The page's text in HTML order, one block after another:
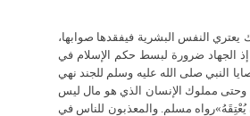
يعتري النفس البشرية فيفقدها صوابها،
إذ الجهاد ضرورة لبسط حكم الإسلام في
النبي صلى الله عليه وسلم للجند نهي
وحتى مملوك الإنسان الذي هو مال ليس
مسلم. والمعذبون للناس في